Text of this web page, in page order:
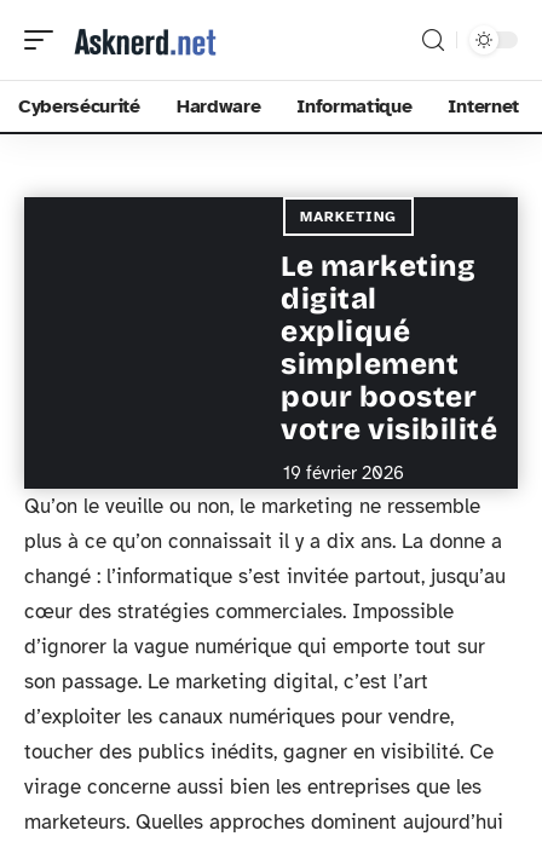
Cybersécurité Hardware Informatique Internet
MARKETING
Le marketing
digital
expliqué
simplement
pour booster
votre visibilité
19 février 2026
Qu’on le veuille ou non, le marketing ne ressemble
plus à ce qu’on connaissait il y a dix ans. La donne a
changé : l’informatique s’est invitée partout, jusqu’au
cœur des stratégies commerciales. Impossible
d’ignorer la vague numérique qui emporte tout sur
son passage. Le marketing digital, c’est l’art
d’exploiter les canaux numériques pour vendre,
toucher des publics inédits, gagner en visibilité. Ce
virage concerne aussi bien les entreprises que les
marketeurs. Quelles approches dominent aujourd’hui